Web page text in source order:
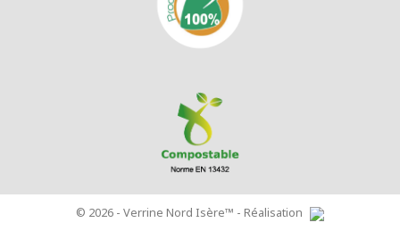
© 2026 - Verrine Nord Isère™ - Réalisation